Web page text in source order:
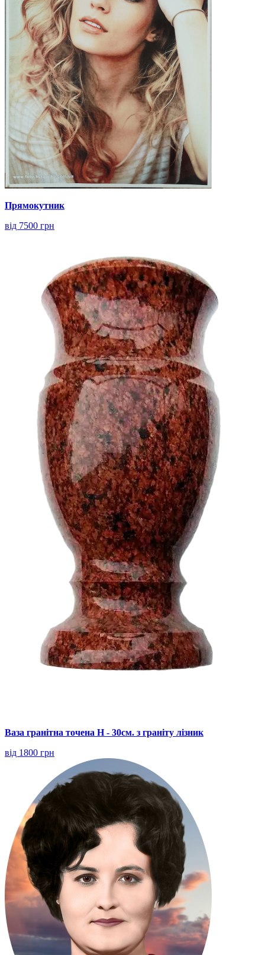
Прямокутник
від 7500 грн
Ваза гранітна точена Н - 30см. з граніту лізник
від 1800 грн